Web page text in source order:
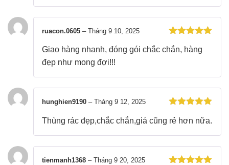
hạng55
ruacon.0605 – Tháng 9 10, 2025
Giao hàng nhanh, đóng gói chắc chắn, hàng
đẹp như mong đợi!!!
hạng55
hunghien9190 – Tháng 9 12, 2025
Thùng rác đẹp,chắc chắn,giá cũng rẻ hơn nữa.
tienmanh1368 – Tháng 9 20, 2025